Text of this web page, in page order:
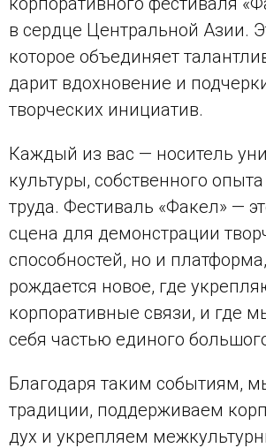
в сердце Центральной Азии.
которое объединяет
дарит вдохновение и
творческих инициатив.
Каждый из вас — носитель
культуры, собственного
труда. Фестиваль «Факел» —
сцена для демонстрации
способностей, но и
рождается новое, где
корпоративные связи, и где
себя частью единого
Благодаря таким событиям,
традиции, поддерживаем
дух и укрепляем